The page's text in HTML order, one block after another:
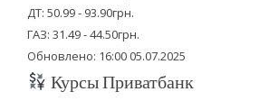
ДТ: 50.99 - 93.90грн.
ГАЗ: 31.49 - 44.50грн.
Обновлено: 16:00 05.07.2025
Курсы Приватбанк